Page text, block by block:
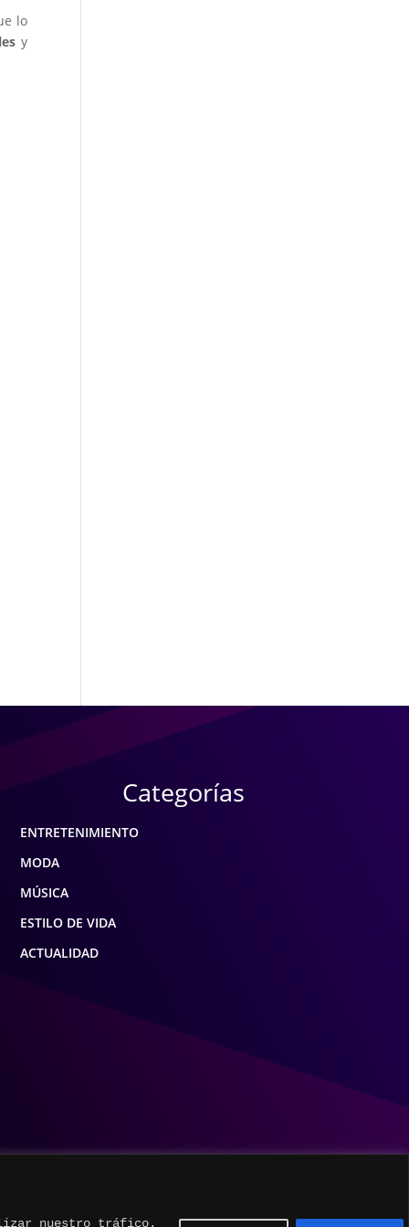
nuestro tráfico.
lo
y
Categorías
ENTRETENIMIENTO
MODA
MÚSICA
ESTILO DE VIDA
ACTUALIDAD